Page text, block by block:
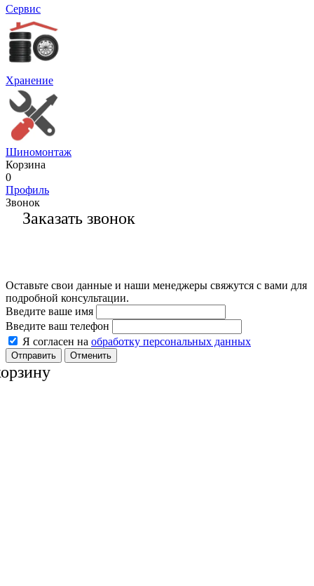
Сервис
Хранение
Шиномонтаж
Корзина
0
Профиль
Звонок
Заказать звонок
Оставьте свои данные и наши менеджеры свяжутся с вами для
подробной консультации.
Введите ваше имя
Введите ваш телефон
Я согласен на обработку персональных данных
Отменить